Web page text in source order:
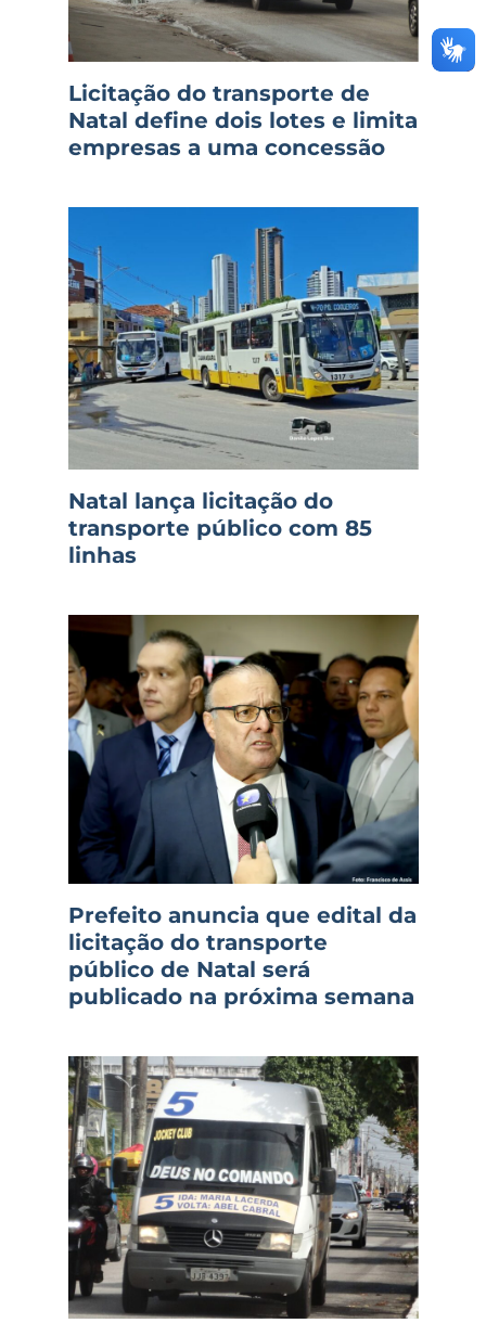
Licitação do transporte de
Natal define dois lotes e limita
empresas a uma concessão
Natal lança licitação do
transporte público com 85
linhas
Prefeito anuncia que edital da
licitação do transporte
público de Natal será
publicado na próxima semana